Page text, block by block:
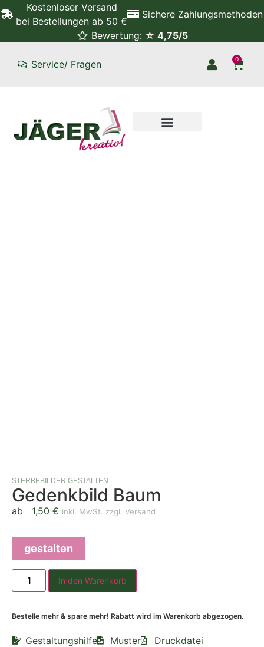
Kostenloser Versand
bei Bestellungen ab 50 €
Sichere Zahlungsmethoden
Bewertung: ☆ 4,75/5
Service/ Fragen 0
STERBEBILDER GESTALTEN
Gedenkbild Baum
ab 1,50 € inkl. MwSt. zzgl. Versand
gestalten
In den Warenkorb
Bestelle mehr & spare mehr! Rabatt wird im Warenkorb abgezogen.
Gestaltungshilfe Muster Druckdatei